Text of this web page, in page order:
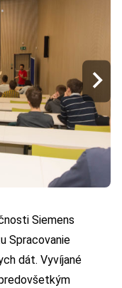
Siemens
Spracovanie
dát. Vyvíjané